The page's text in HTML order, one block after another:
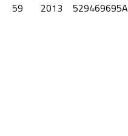
59
2013 529469695A